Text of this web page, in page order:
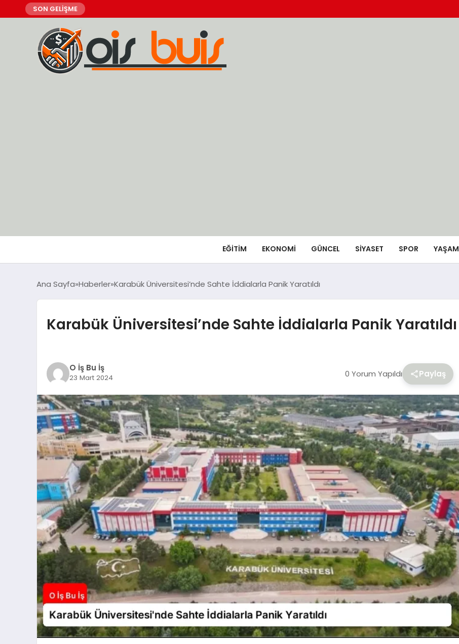
SON GELİŞME
EĞİTİM EKONOMİ GÜNCEL SIYASET SPOR YAŞAM
Ana Sayfa Haberler Karabük Üniversitesi’nde Sahte İddialarla Panik Yaratıldı
Karabük Üniversitesi’nde Sahte İddialarla Panik Yaratıldı
O İş Bu İş
23 Mart 2024 0 Yorum Yapıldı Paylaş